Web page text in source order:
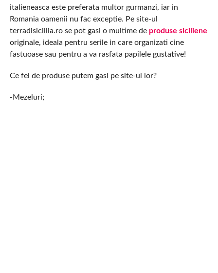
italieneasca este preferata multor gurmanzi, iar in
Romania oamenii nu fac exceptie. Pe site-ul
terradisicillia.ro se pot gasi o multime de produse siciliene
originale, ideala pentru serile in care organizati cine
fastuoase sau pentru a va rasfata papilele gustative!
Ce fel de produse putem gasi pe site-ul lor?
-Mezeluri;